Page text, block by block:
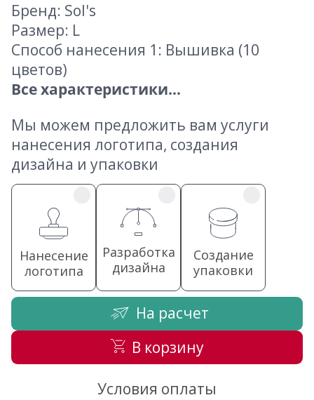
Бренд: Sol's
Размер: L
Способ нанесения 1: Вышивка (10
цветов)
Все характеристики...
Мы можем предложить вам услуги
нанесения логотипа, создания
дизайна и упаковки
Нанесение
логотипа
Разработка
дизайна
Создание
упаковки
На расчет
В корзину
Условия оплаты